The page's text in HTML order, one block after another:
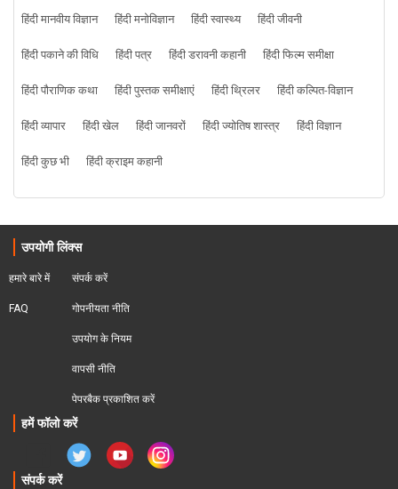
हिंदी मानवीय विज्ञान
हिंदी मनोविज्ञान हिंदी स्वास्थ्य
हिंदी जीवनी
हिंदी पकाने की विधि
हिंदी पत्र हिंदी डरावनी कहानी
हिंदी फिल्म समीक्षा
हिंदी पौराणिक कथा
हिंदी पुस्तक समीक्षाएं हिंदी थ्रिलर
हिंदी कल्पित-विज्ञान
हिंदी व्यापार
हिंदी खेल हिंदी जानवरों हिंदी ज्योतिष शास्त्र
हिंदी विज्ञान
हिंदी कुछ भी
हिंदी क्राइम कहानी
उपयोगी लिंक्स
हमारे बारे में
FAQ
संपर्क करें
गोपनीयता नीति
उपयोग के नियम
वापसी नीति
पेपरबैक प्रकाशित करें
हमें फॉलो करें
संपर्क करें